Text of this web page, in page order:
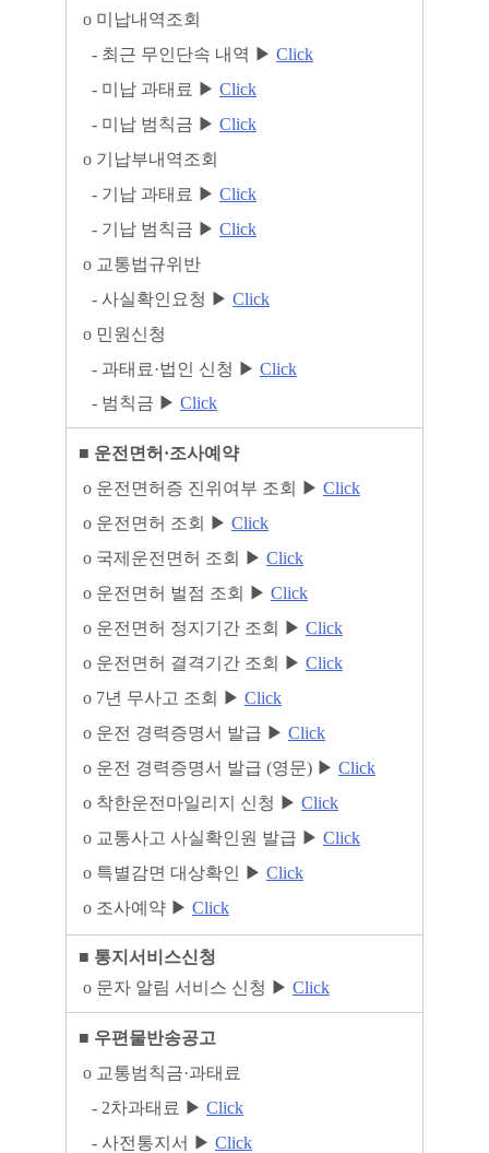
ο 미납내역조회
- 최근 무인단속 내역 ▶ Click
- 미납 과태료 ▶ Click
- 미납 범칙금 ▶ Click
ο 기납부내역조회
- 기납 과태료 ▶ Click
- 기납 범칙금 ▶ Click
ο 교통법규위반
- 사실확인요청 ▶ Click
ο 민원신청
- 과태료 ·법인 신청 ▶ Click
- 범칙금 ▶ Click
■ 운전면허 ·조사예약
ο 운전면허증 진위여부 조회 ▶ Click
ο 운전면허 조회 ▶ Click
ο 국제운전면허 조회 ▶ Click
ο 운전면허 벌점 조회 ▶ Click
ο 운전면허 정지기간 조회 ▶ Click
ο 운전면허 결격기간 조회 ▶ Click
ο 7년 무사고 조회 ▶ Click
ο 운전 경력증명서 발급 ▶ Click
ο 운전 경력증명서 발급 (영문) ▶ Click
ο 착한운전마일리지 신청 ▶ Click
ο 교통사고 사실확인원 발급 ▶ Click
ο 특별감면 대상확인 ▶ Click
ο 조사예약 ▶ Click
■ 통지서비스신청
ο 문자 알림 서비스 신청 ▶ Click
■ 우편물반송공고
ο 교통범칙금·과태료
- 2차과태료 ▶ Click
- 사전통지서 ▶ Click